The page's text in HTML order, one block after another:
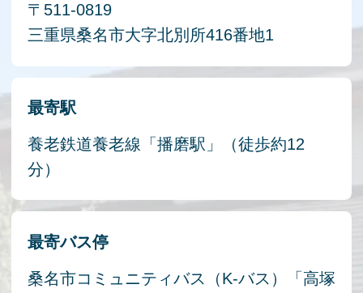
〒511-0819
三重県桑名市大字北別所416番地1
最寄駅
養老鉄道養老線「播磨駅」（徒歩約12
分）
最寄バス停
桑名市コミュニティバス（K-バス）「高塚